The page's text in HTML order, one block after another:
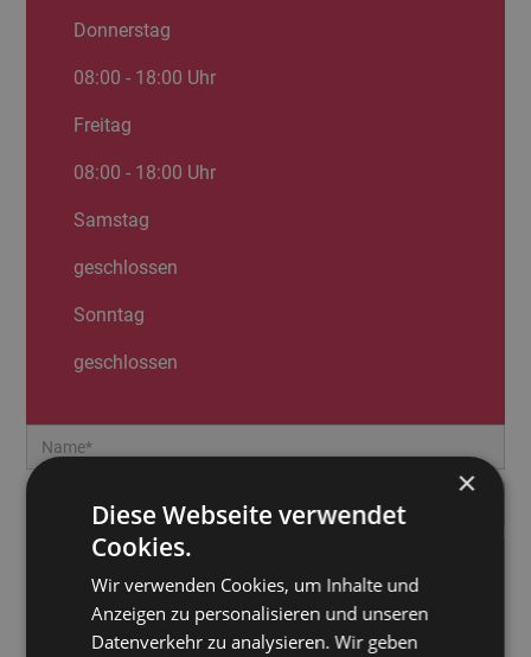
Donnerstag
08:00 - 18:00 Uhr
Freitag
08:00 - 18:00 Uhr
Samstag
geschlossen
Sonntag
geschlossen
×
Diese Webseite verwendet
Cookies.
Wir verwenden Cookies, um Inhalte und
Anzeigen zu personalisieren und unseren
Datenverkehr zu analysieren. Wir geben